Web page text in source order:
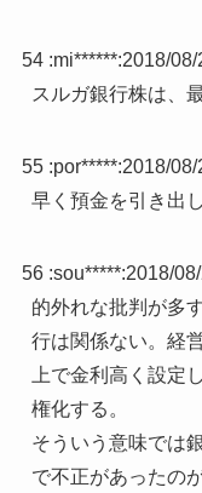
54 :mi******:2018/08/
スルガ銀行株は、
55 :por*****:2018/08/
早く預金を引き出
56 :sou*****:2018/
的外れな批判が多
行は関係ない。経
上で金利高く設定
権化する。
そういう意味では
で不正があったの